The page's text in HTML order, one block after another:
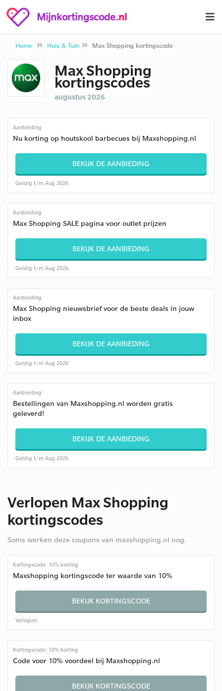
Mijnkortingscode.nl
Home Huis & Tuin Max Shopping kortingscode
Max Shopping
kortingscodes
augustus 2026
Aanbieding
Nu korting op houtskool barbecues bij Maxshopping.nl
BEKIJK DE AANBIEDING
Geldig t/m Aug 2026
Aanbieding
Max Shopping SALE pagina voor outlet prijzen
BEKIJK DE AANBIEDING
Geldig t/m Aug 2026
Aanbieding
Max Shopping nieuwsbrief voor de beste deals in jouw
inbox
BEKIJK DE AANBIEDING
Geldig t/m Aug 2026
Aanbieding
Bestellingen van Maxshopping.nl worden gratis
geleverd!
BEKIJK DE AANBIEDING
Geldig t/m Aug 2026
Verlopen Max Shopping
kortingscodes
Soms werken deze coupons van maxshopping.nl nog.
Kortingscode: 10% korting
Maxshopping kortingscode ter waarde van 10%
BEKIJK KORTINGSCODE
Verlopen
Kortingscode: 10% korting
Code voor 10% voordeel bij Maxshopping.nl
BEKIJK KORTINGSCODE